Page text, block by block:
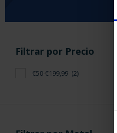
Filtrar por Precio
€50-€199,99 (2)